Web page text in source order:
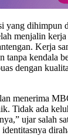
yang dihimpun
menjalin kerja
Kerja
tanpa kendala
dengan
menerima
Tidak ada
ujar salah